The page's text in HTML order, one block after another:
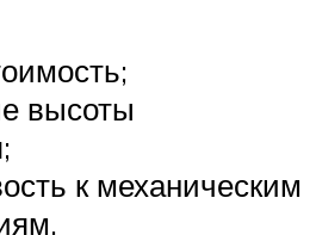
высоты
к механическим